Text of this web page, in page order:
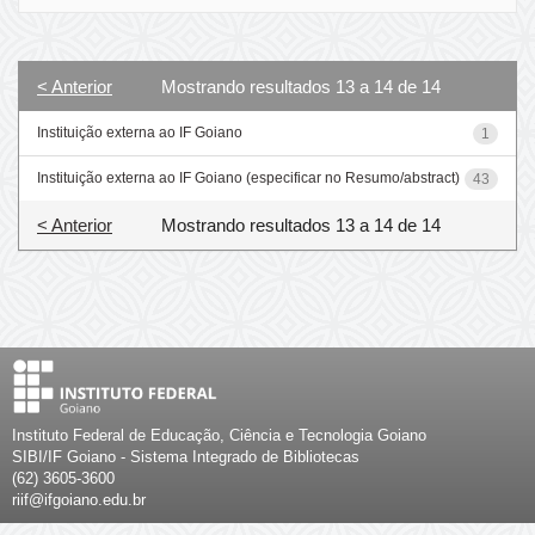
Mostrando resultados 13 a 14 de 14
< Anterior
Instituição externa ao IF Goiano 1
Instituição externa ao IF Goiano (especificar no Resumo/abstract) 43
Mostrando resultados 13 a 14 de 14
< Anterior
Instituto Federal de Educação, Ciência e Tecnologia Goiano
SIBI/IF Goiano - Sistema Integrado de Bibliotecas
(62) 3605-3600
riif@ifgoiano.edu.br